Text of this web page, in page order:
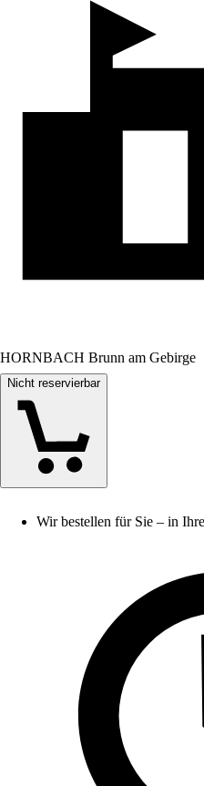
HORNBACH Brunn am Gebirge
Nicht reservierbar
Wir bestellen für Sie – in